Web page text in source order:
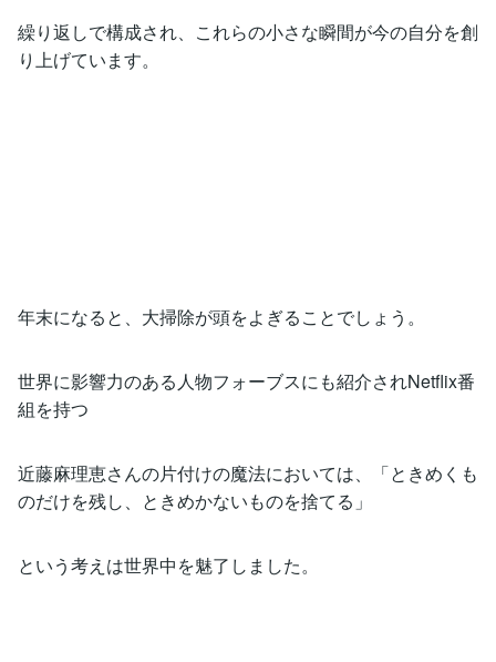
繰り返しで構成され、これらの小さな瞬間が今の自分を創
り上げています。
年末になると、大掃除が頭をよぎることでしょう。
世界に影響力のある人物フォーブスにも紹介されNetflix番
組を持つ
近藤麻理恵さんの片付けの魔法においては、「ときめくも
のだけを残し、ときめかないものを捨てる」
という考えは世界中を魅了しました。